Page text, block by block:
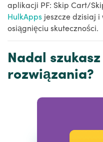
aplikacji PF: Skip Cart/
HulkApps jeszcze dzisiaj
osiągnięciu skuteczności.
Nadal
rozwiązania?